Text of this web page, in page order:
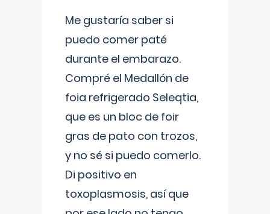
Me gustaría saber si
puedo comer paté
durante el embarazo.
Compré el Medallón de
foia refrigerado Seleqtia,
que es un bloc de foir
gras de pato con trozos,
y no sé si puedo comerlo.
Di positivo en
toxoplasmosis, así que